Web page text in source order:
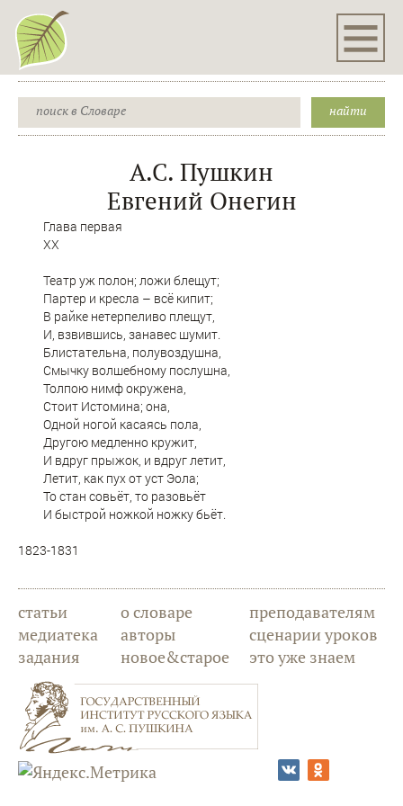
А.С. Пушкин
Евгений Онегин
Глава первая
XX
Театр уж полон; ложи блещут;
Партер и кресла – всё кипит;
В райке нетерпеливо плещут,
И, взвившись, занавес шумит.
Блистательна, полувоздушна,
Смычку волшебному послушна,
Толпою нимф окружена,
Стоит Истомина; она,
Одной ногой касаясь пола,
Другою медленно кружит,
И вдруг прыжок, и вдруг летит,
Летит, как пух от уст Эола;
То стан совьёт, то разовьёт
И быстрой ножкой ножку бьёт.
1823-1831
статьи
медиатека
задания
о словаре
авторы
новое&старое
преподавателям
сценарии уроков
это уже знаем